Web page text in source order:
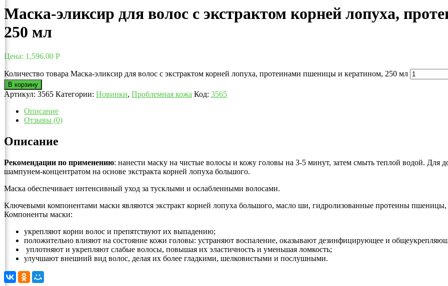
Маска-эликсир для волос с экстрактом корней лопуха,
250 мл
Цена: 1,596.00 Р
Количество товара Маска-эликсир для волос с экстрактом корней лопуха, протеинами пшеницы и кератином, 250 мл
В корзину
Артикул: 3565 Категории: Новинки, Проблемная кожа Код: 3565
Описание
Отзывы (0)
Описание
Рекомендации по применению: нанести маску на чистые волосы и кожу головы на 3-5 минут, затем смыть теплой водой. Для
шампунем-концентратом на основе экстракта корней лопуха большого.
Маска обеспечивает интенсивный уход за тусклыми и ослабленными волосами.
Ключевыми компонентами маски являются экстракт корней лопуха большого, масло ши, гидролизованные протеины
Компоненты маски:
укрепляют корни волос и препятствуют их выпадению;
положительно влияют на состояние кожи головы: устраняют воспаление, оказывают дезинфицирующее и
уплотняют и укрепляют слабые волосы, повышая их эластичность и уменьшая ломкость;
улучшают внешний вид волос, делая их более гладкими, шелковистыми и послушными.